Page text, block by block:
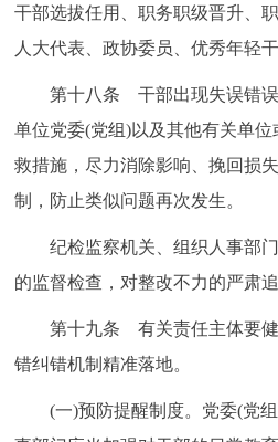
干部选拔任用、职务职级晋升、
人大代表、政协委员、优秀年轻
第十八条 干部出现失误错误
单位党委(党组)以及其他有关单
救措施，尽力消除影响、挽回损
制，防止类似问题再次发生。
纪检监察机关、组织人事部门
的监督检查，对整改不力的严肃追
第十九条 有关责任主体要健
错纠错机制精准落地。
(一)预防提醒制度。党委(党组)